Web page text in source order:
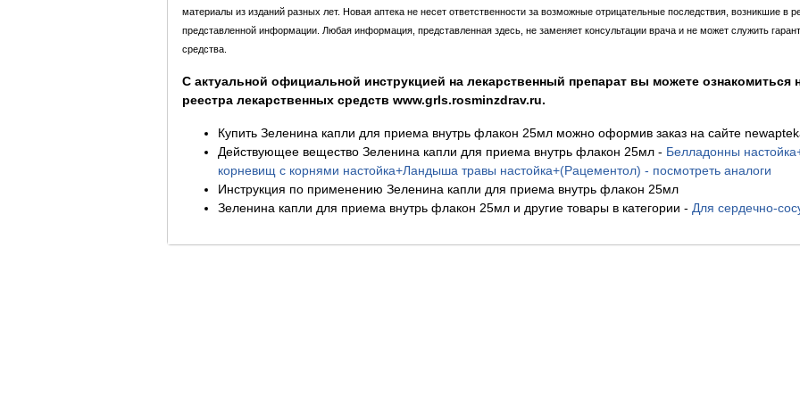
материалы из изданий разных лет. Новая аптека не несет ответственности за возможные отрицательные последствия, возникшие в
представленной информации. Любая информация, представленная здесь, не заменяет консультации врача и не может служить
средства.
С актуальной официальной инструкцией на лекарственный препарат вы можете ознакомиться
реестра лекарственных средств www.grls.rosminzdrav.ru.
Купить Зеленина капли для приема внутрь флакон 25мл можно оформив заказ на сайте
Действующее вещество Зеленина капли для приема внутрь флакон 25мл - Белладонны
корневищ с корнями настойка+Ландыша травы настойка+(Рацементол) - посмотреть аналоги
Инструкция по применению Зеленина капли для приема внутрь флакон 25мл
Зеленина капли для приема внутрь флакон 25мл и другие товары в категории - Для сердечно-